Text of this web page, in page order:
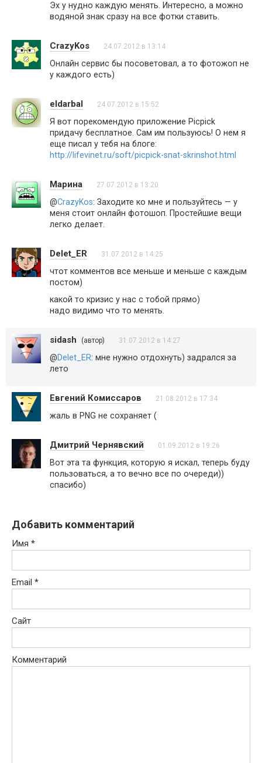
Эх у нудно каждую менять. Интересно, а можно
водяной знак сразу на все фотки ставить.
CrazyKos 24.07.2012 в 13:14
Онлайн сервис бы посоветовал, а то фотожоп не
у каждого есть)
eldarbal 24.07.2012 в 15:52
Я вот порекомендую приложение Picpick
придачу бесплатное. Сам им пользуюсь! О нем я
еще писал у тебя на блоге:
http://lifevinet.ru/soft/picpick-snat-skrinshot.html
Марина 27.07.2012 в 13:20
@CrazyKos: Заходите ко мне и пользуйтесь — у
меня стоит онлайн фотошоп. Простейшие вещи
легко делает.
Delet_ER 31.07.2012 в 14:25
чтот комментов все меньше и меньше с каждым
постом)
какой то кризис у нас с тобой прямо)
надо видимо что то менять.
sidash (автор) 31.07.2012 в 14:27
@Delet_ER: мне нужно отдохнуть) задрался за
лето
Евгений Комиссаров 21.08.2012 в 17:34
жаль в PNG не сохраняет (
Дмитрий Чернявский 01.09.2012 в 19:26
Вот эта та функция, которую я искал, теперь буду
пользоваться, а то вечно все по очереди))
спасибо)
Добавить комментарий
Имя *
Email *
Сайт
Комментарий